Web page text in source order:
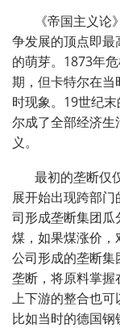
《帝国主义论
争发展的顶点即最
的萌芽。 1873年
期，但卡特尔在
时现象。 19世纪
尔成了全部经济
义。
最初的垄断仅
展开始出现跨部
司形成垄断集团
煤，如果煤涨价
公司形成的垄断
垄断，将原料掌
上下游的整合也可
比如当时的德国